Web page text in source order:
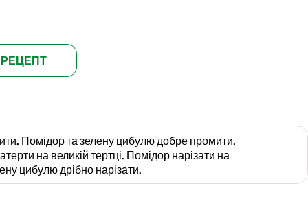
Помідор та зелену цибулю добре промити.
на великій тертці. Помідор нарізати на
цибулю дрібно нарізати.